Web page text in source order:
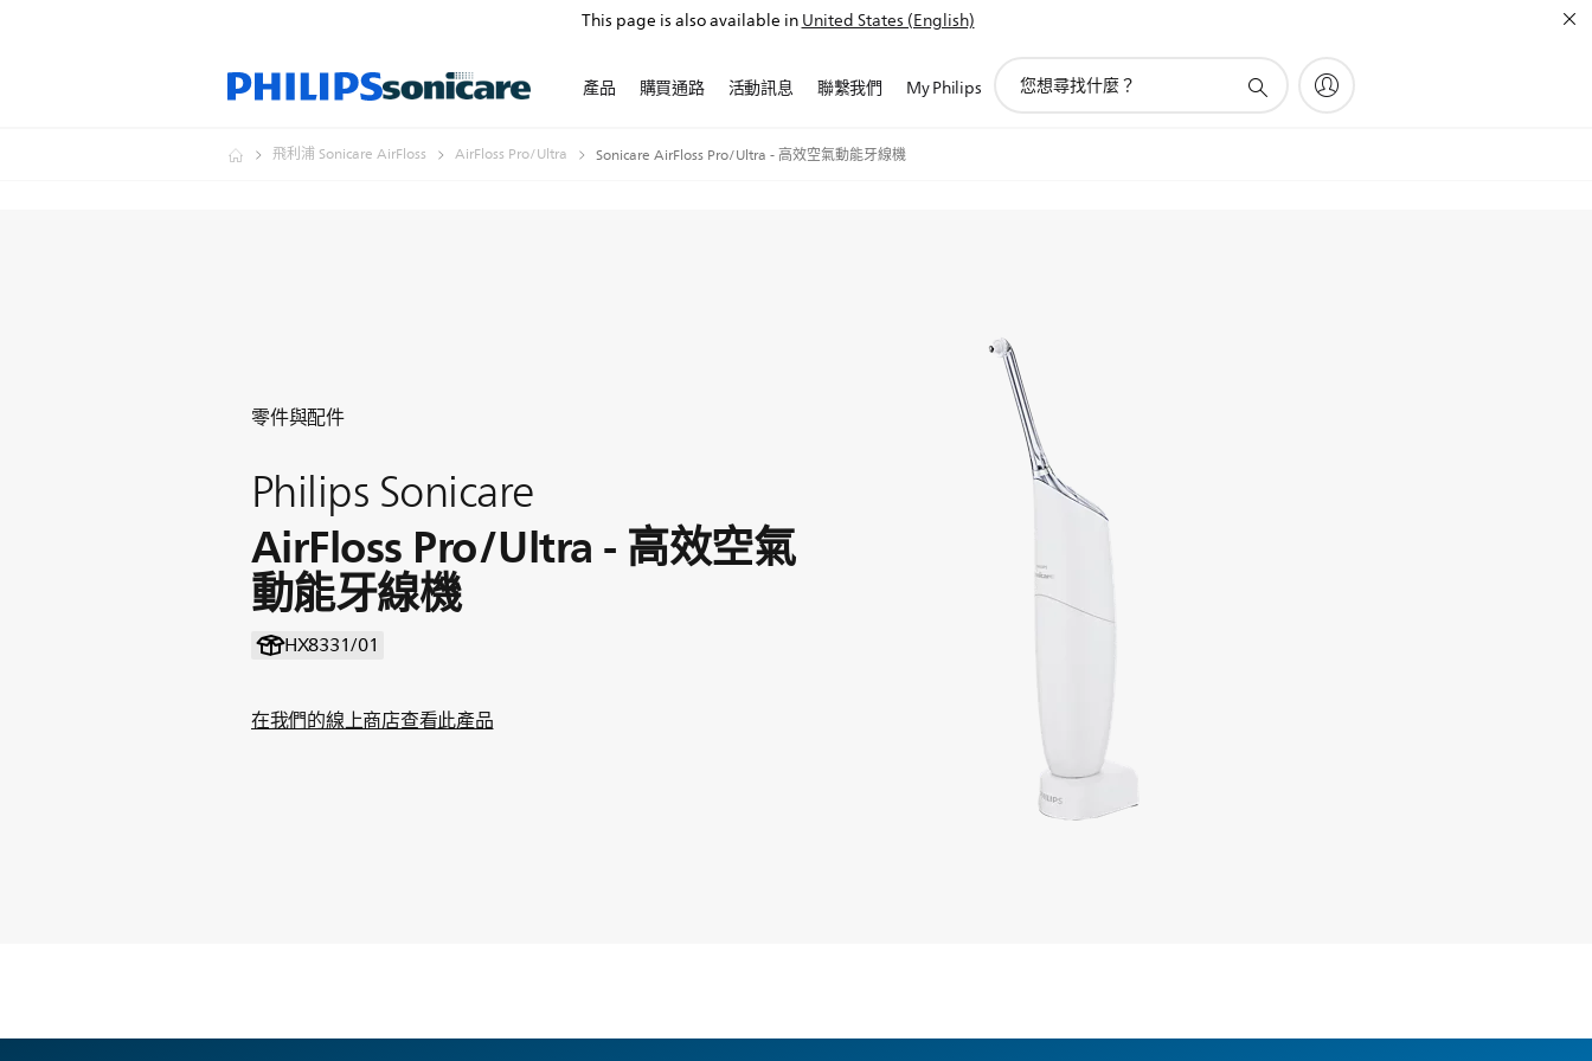
This page is also available inUnited States (English)
產品 購買通路 活動訊息 聯繫我們 My Philips
飛利浦 Sonicare AirFloss AirFloss Pro/Ultra Sonicare AirFloss Pro/Ultra - 高效空氣動能牙線機
零件與配件
Philips Sonicare
AirFloss Pro/Ultra - 高效空氣
動能牙線機
HX8331/01
在我們的線上商店查看此產品